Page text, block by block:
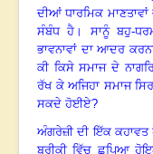
ਦੀਆਂ ਧਾਰਮਿਕ
ਸੰਬੰਧ ਹੈ । ਸਾਨੂੰ ਬਹੁ-
ਭਾਵਨਾਵਾਂ ਦਾ ਆਦਰ
ਕੀ ਕਿਸੇ ਸਮਾਜ ਦੇ
ਰੱਖ ਕੇ ਅਜਿਹਾ ਸਮਾਜ
ਸਕਦੇ ਹੋਈਏ?
ਅੰਗਰੇਜ਼ੀ ਦੀ ਇੱਕ ਕਹਾਵਤ
ਬਰੀਕੀ ਵਿੱਚ ਛੁਪਿਆ